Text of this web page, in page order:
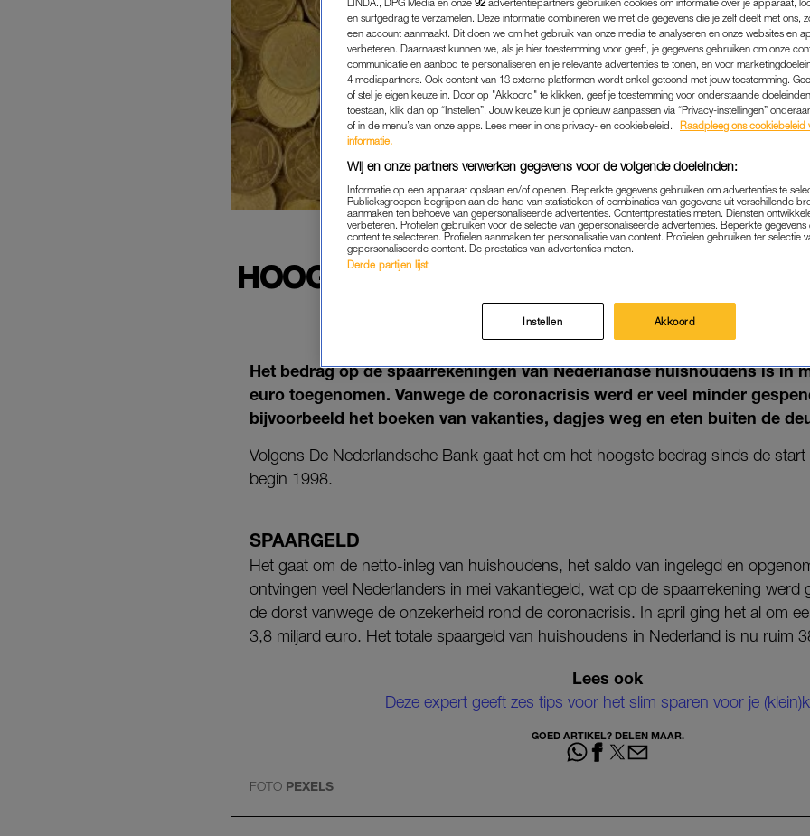
HOOGSTE BEDRAG OOIT: STERKE
SPAARGELD DOOR
BINNENLAND|ASJEMENOU
30-06-2020 JORIEKE VAN NOORLOOS
Het bedrag op de spaarrekeningen van Nederlandse huishoudens is in
euro toegenomen. Vanwege de coronacrisis werd er veel minder
bijvoorbeeld het boeken van vakanties, dagjes weg en eten buiten de
Volgens De Nederlandsche Bank gaat het om het hoogste bedrag sinds de
begin 1998.
SPAARGELD
Het gaat om de netto-inleg van huishoudens, het saldo van ingelegd en
ontvingen veel Nederlanders in mei vakantiegeld, wat op de spaarrekening werd
de dorst vanwege de onzekerheid rond de coronacrisis. In april ging het al om
3,8 miljard euro. Het totale spaargeld van huishoudens in Nederland is nu ruim
Lees ook
Deze expert geeft zes tips voor het slim sparen voor je
GOED ARTIKEL? DELEN MAAR.
FOTO PEXELS
en surfgedrag te verzamelen. Deze informatie combineren we met de gegevens die je zelf deelt met ons,
een account aanmaakt. Dit doen we om het gebruik van onze media te analyseren en onze websites en
verbeteren. Daarnaast kunnen we, als je hier toestemming voor geeft, je gegevens gebruiken om onze
communicatie en aanbod te personaliseren en je relevante advertenties te tonen, en voor
4 mediapartners. Ook content van 13 externe platformen wordt enkel getoond met jouw toestemming.
of stel je eigen keuze in. Door op "Akkoord" te klikken, geef je toestemming voor onderstaande
toestaan, klik dan op “Instellen”. Jouw keuze kun je opnieuw aanpassen via “Privacy-instellingen”
of in de menu’s van onze apps. Lees meer in ons privacy- en cookiebeleid.
Raadpleeg ons cookiebeleid
informatie.
Wij en onze partners verwerken gegevens voor de volgende doeleinden:
Informatie op een apparaat opslaan en/of openen. Beperkte gegevens gebruiken om advertenties te
Publieksgroepen begrijpen aan de hand van statistieken of combinaties van gegevens uit verschillende
aanmaken ten behoeve van gepersonaliseerde advertenties. Contentprestaties meten. Diensten
verbeteren. Profielen gebruiken voor de selectie van gepersonaliseerde advertenties. Beperkte
content te selecteren. Profielen aanmaken ter personalisatie van content. Profielen gebruiken ter selectie
gepersonaliseerde content. De prestaties van advertenties meten.
Derde partijen lijst
Instellen Akkoord